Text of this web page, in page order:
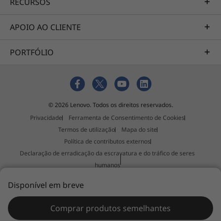
APOIO AO CLIENTE
PORTFÓLIO
© 2026 Lenovo. Todos os direitos reservados.
Privacidade
Ferramenta de Consentimento de Cookies
Termos de utilização
Mapa do site
Política de contributos externos
Declaração de erradicação da escravatura e do tráfico de seres
humanos
Disponível em breve
Comprar produtos semelhantes